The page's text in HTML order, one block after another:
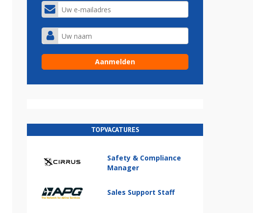
TOPVACATURES
Safety & Compliance
Manager
Sales Support Staff